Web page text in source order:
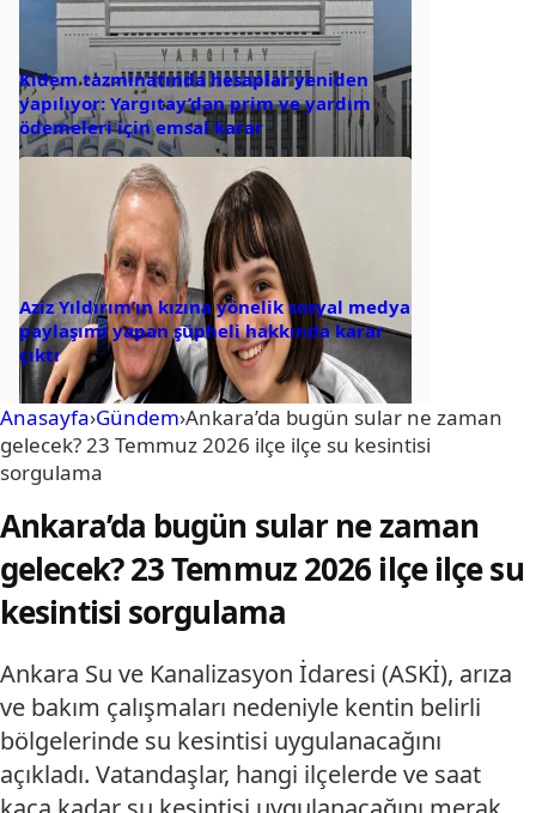
Kıdem tazminatında hesaplar yeniden
yapılıyor: Yargıtay’dan prim ve yardım
ödemeleri için emsal karar
Aziz Yıldırım’ın kızına yönelik sosyal medya
paylaşımı yapan şüpheli hakkında karar
çıktı
Anasayfa›Gündem›Ankara’da bugün sular ne zaman
gelecek? 23 Temmuz 2026 ilçe ilçe su kesintisi
sorgulama
Ankara’da bugün sular ne zaman
gelecek? 23 Temmuz 2026 ilçe ilçe su
kesintisi sorgulama
Ankara Su ve Kanalizasyon İdaresi (ASKİ), arıza
ve bakım çalışmaları nedeniyle kentin belirli
bölgelerinde su kesintisi uygulanacağını
açıkladı. Vatandaşlar, hangi ilçelerde ve saat